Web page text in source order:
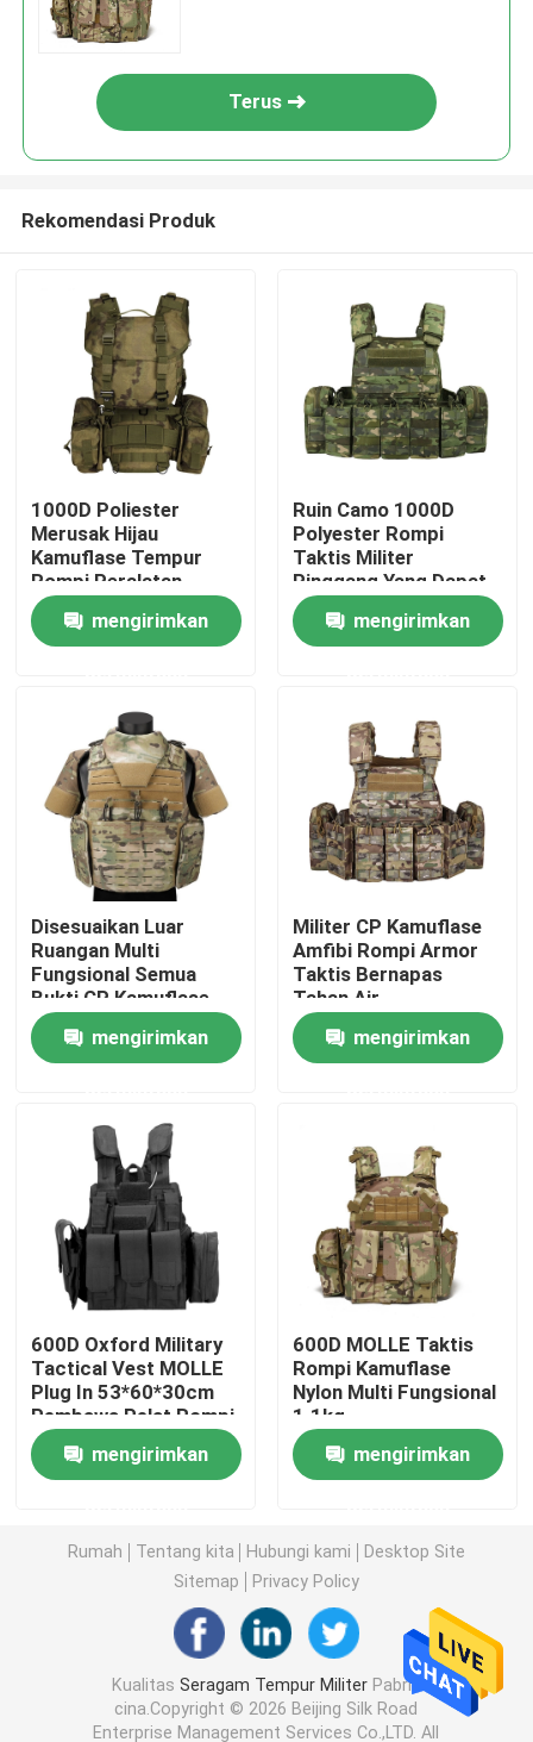
Rumah
Produk
Tur Pabrik
Kontrol kualitas
Hubungi kami
Permintaan Penawaran
Seragam Tempur Militer
Seragam Kamuflase Militer
Armor Balistik Militer
Kemeja Taktis Militer
Mantel Musim Dingin Militer
Ransel Taktis Militer
Sepatu Bot Kulit Militer
Sepatu Gaun Militer
Perlengkapan Berkemah Militer
Terus
Rekomendasi Produk
1000D Poliester
Merusak Hijau
Kamuflase Tempur
Rompi Peralatan
Militer
mengirimkan
Ruin Camo 1000D
Polyester Rompi
Taktis Militer
Pinggang Yang Dapat
Disesuaikan tahan aus
mengirimkan
Disesuaikan Luar
Ruangan Multi
Fungsional Semua
Bukti CP Kamuflase
Rompi Antipeluru
mengirimkan
Militer CP Kamuflase
Amfibi Rompi Armor
Taktis Bernapas
Tahan Air
mengirimkan
600D Oxford Military
Tactical Vest MOLLE
Plug In 53*60*30cm
Pembawa Pelat Rompi
Taktis
mengirimkan
600D MOLLE Taktis
Rompi Kamuflase
Nylon Multi Fungsional
1.1kg
mengirimkan
Rumah Tentang kita Hubungi kami
Desktop Site
Sitemap
Privacy Policy
KualitasSeragam Tempur Militer Pabrik
cina.Copyright © 2026 Beijing Silk Road
Enterprise Management Services Co.,LTD. All